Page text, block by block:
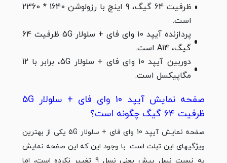
ظرفیت 64 گیگ، 9 اینچ با رزولوشن 1640 * 2360
است.
پردازنده آیپد 10 وای فای + سلولار 5G ظرفیت 64
گیگ، A14 است.
دوربین آیپد 10 وای فای + سلولار 5G، برابر با 12
مگاپیکسل است.
صفحه نمایش آیپد 10 وای فای + سلولار 5G
ظرفیت 64 گیگ چگونه است؟
صفحه نمایش آیپد 10 وای فای + سلولار 5G یکی از بهترین
ویژگی‎های این تبلت است. با وجود این که این صفحه نمایش
به نسبت نسل پیش یعنی نسل 9 تغییر نکرده است، اما